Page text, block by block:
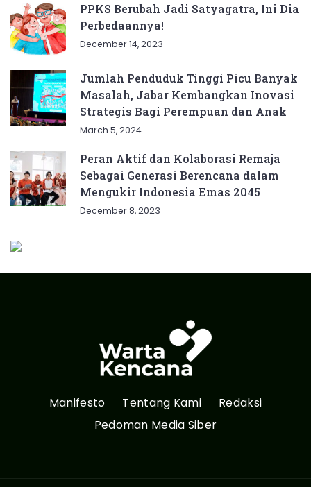
PPKS Berubah Jadi Satyagatra, Ini Dia
Perbedaannya!
December 14, 2023
Jumlah Penduduk Tinggi Picu Banyak
Masalah, Jabar Kembangkan Inovasi
Strategis Bagi Perempuan dan Anak
March 5, 2024
Peran Aktif dan Kolaborasi Remaja
Sebagai Generasi Berencana dalam
Mengukir Indonesia Emas 2045
December 8, 2023
Manifesto Tentang Kami
Redaksi
Pedoman Media Siber